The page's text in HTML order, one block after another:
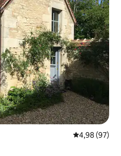
4,98 de uma
4,98 (97)